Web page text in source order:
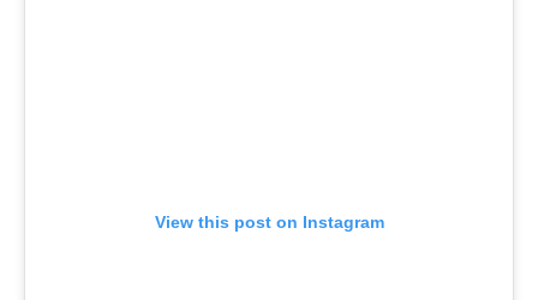
View this post on Instagram